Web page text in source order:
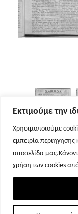
Εκτιμούμε την
Χρησιμοποιούμε
εμπειρία
ιστοσελίδα
χρήση των cookies
Σελίδα 1